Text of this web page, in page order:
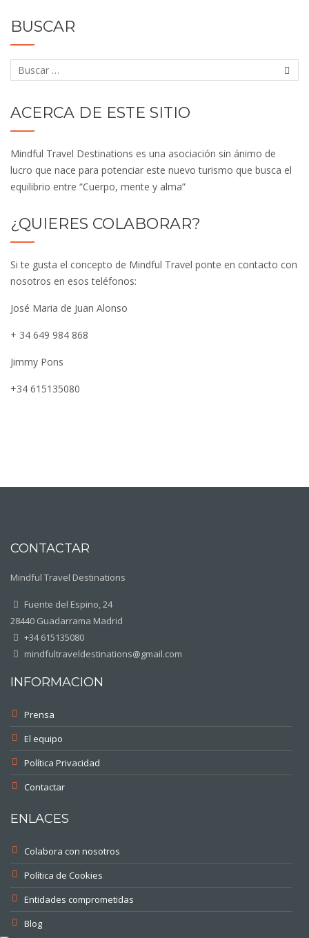
BUSCAR
ACERCA DE ESTE SITIO
Mindful Travel Destinations es una asociación sin ánimo de
lucro que nace para potenciar este nuevo turismo que busca el
equilibrio entre “Cuerpo, mente y alma”
¿QUIERES COLABORAR?
Si te gusta el concepto de Mindful Travel ponte en contacto con
nosotros en esos teléfonos:
José Maria de Juan Alonso
+ 34 649 984 868
Jimmy Pons
+34 615135080
CONTACTAR
Mindful Travel Destinations
Fuente del Espino, 24
28440 Guadarrama Madrid
+34 615135080
mindfultraveldestinations@gmail.com
INFORMACION
Prensa
El equipo
Política Privacidad
Contactar
ENLACES
Colabora con nosotros
Política de Cookies
Entidades comprometidas
Blog